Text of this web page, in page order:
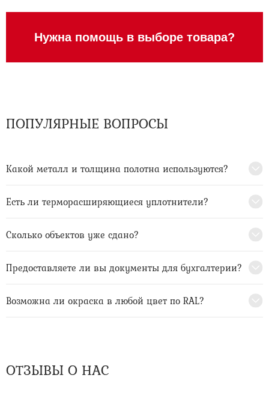
Нужна помощь в выборе товара?
ПОПУЛЯРНЫЕ ВОПРОСЫ
Какой металл и толщина полотна используются?
Есть ли терморасширяющиеся уплотнители?
Сколько объектов уже сдано?
Предоставляете ли вы документы для бухгалтерии?
Возможна ли окраска в любой цвет по RAL?
ОТЗЫВЫ О НАС